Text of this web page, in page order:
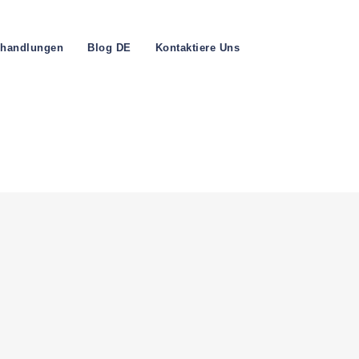
Blog DE Kontaktiere Uns